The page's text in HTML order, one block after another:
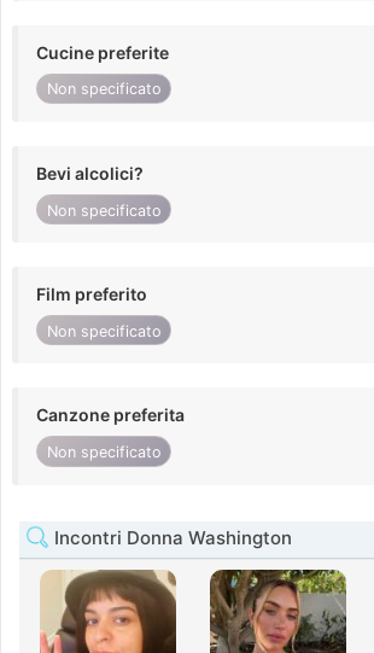
Cucine preferite
Non specificato
Bevi alcolici?
Non specificato
Film preferito
Non specificato
Canzone preferita
Non specificato
Incontri Donna Washington